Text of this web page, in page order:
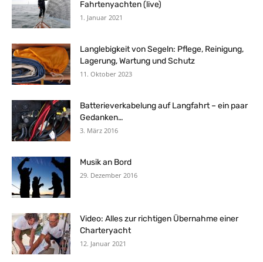
Fahrtenyachten (live)
1. Januar 2021
Langlebigkeit von Segeln: Pflege, Reinigung,
Lagerung, Wartung und Schutz
11. Oktober 2023
Batterieverkabelung auf Langfahrt – ein paar
Gedanken…
3. März 2016
Musik an Bord
29. Dezember 2016
Video: Alles zur richtigen Übernahme einer
Charteryacht
12. Januar 2021